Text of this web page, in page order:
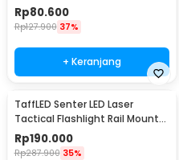
Rp80.600
Rp127.900 37%
+ Keranjang
TaffLED Senter LED Laser
Tactical Flashlight Rail Mount
200 Lumens - JGSD
Rp190.000
Rp287.900 35%